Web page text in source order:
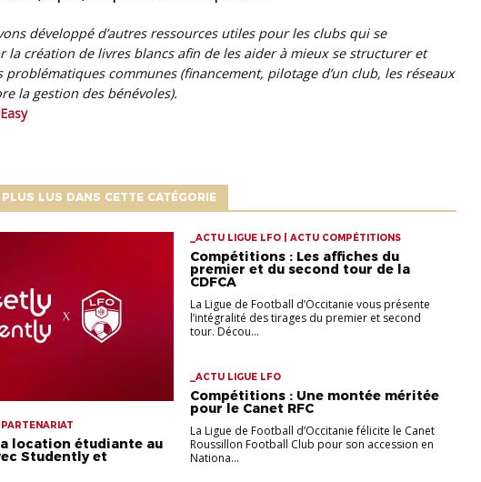
développé d’autres ressources utiles pour les clubs qui se
la création de livres blancs afin de les aider à mieux se structurer et
problématiques communes (financement, pilotage d’un club, les réseaux
la gestion des bénévoles).
LUS DANS CETTE CATÉGORIE
location étudiante au
Studently et
_ACTU LIGUE LFO | ACTU COMPÉTITIONS
Compétitions : Les affiches du
premier et du second tour de la
CDFCA
La Ligue de Football d’Occitanie vous présente
l’intégralité des tirages du premier et second
tour. Décou...
_ACTU LIGUE LFO
Compétitions : Une montée méritée
pour le Canet RFC
La Ligue de Football d’Occitanie félicite le Canet
Roussillon Football Club pour son accession en
Nationa...